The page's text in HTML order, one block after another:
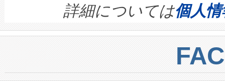
quality and reliability for AI
BESS stack to ensure battery
centers. Voltaiqは、ai&のAI
からシステム統合、試運転、
す。ノーマルモードでは、
ートル先まで検出でき、これ
トに対して約600メートルに
では、反射率10％のターゲッ
詳細については個人